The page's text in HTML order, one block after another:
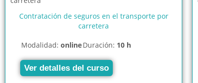
Contratación de seguros en el transporte por
carretera
Modalidad: onlineDuración: 10 h
Ver detalles del curso